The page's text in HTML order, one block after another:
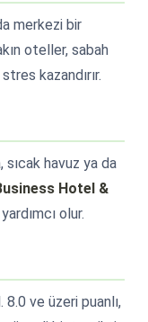
merkezi bir
oteller, sabah
kazandırır.
havuz ya da
Hotel &
olur.
8.0 ve üzeri puanlı,